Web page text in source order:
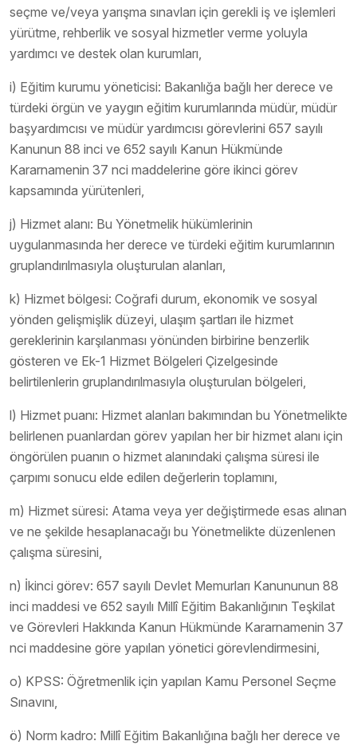
seçme ve/veya yarışma sınavları için gerekli iş ve işlemleri
yürütme, rehberlik ve sosyal hizmetler verme yoluyla
yardımcı ve destek olan kurumları,
i) Eğitim kurumu yöneticisi: Bakanlığa bağlı her derece ve
türdeki örgün ve yaygın eğitim kurumlarında müdür, müdür
başyardımcısı ve müdür yardımcısı görevlerini 657 sayılı
Kanunun 88 inci ve 652 sayılı Kanun Hükmünde
Kararnamenin 37 nci maddelerine göre ikinci görev
kapsamında yürütenleri,
j) Hizmet alanı: Bu Yönetmelik hükümlerinin
uygulanmasında her derece ve türdeki eğitim kurumlarının
gruplandırılmasıyla oluşturulan alanları,
k) Hizmet bölgesi: Coğrafi durum, ekonomik ve sosyal
yönden gelişmişlik düzeyi, ulaşım şartları ile hizmet
gereklerinin karşılanması yönünden birbirine benzerlik
gösteren ve Ek-1 Hizmet Bölgeleri Çizelgesinde
belirtilenlerin gruplandırılmasıyla oluşturulan bölgeleri,
l) Hizmet puanı: Hizmet alanları bakımından bu Yönetmelikte
belirlenen puanlardan görev yapılan her bir hizmet alanı için
öngörülen puanın o hizmet alanındaki çalışma süresi ile
çarpımı sonucu elde edilen değerlerin toplamını,
m) Hizmet süresi: Atama veya yer değiştirmede esas alınan
ve ne şekilde hesaplanacağı bu Yönetmelikte düzenlenen
çalışma süresini,
n) İkinci görev: 657 sayılı Devlet Memurları Kanununun 88
inci maddesi ve 652 sayılı Millî Eğitim Bakanlığının Teşkilat
ve Görevleri Hakkında Kanun Hükmünde Kararnamenin 37
nci maddesine göre yapılan yönetici görevlendirmesini,
o) KPSS: Öğretmenlik için yapılan Kamu Personel Seçme
Sınavını,
ö) Norm kadro: Millî Eğitim Bakanlığına bağlı her derece ve